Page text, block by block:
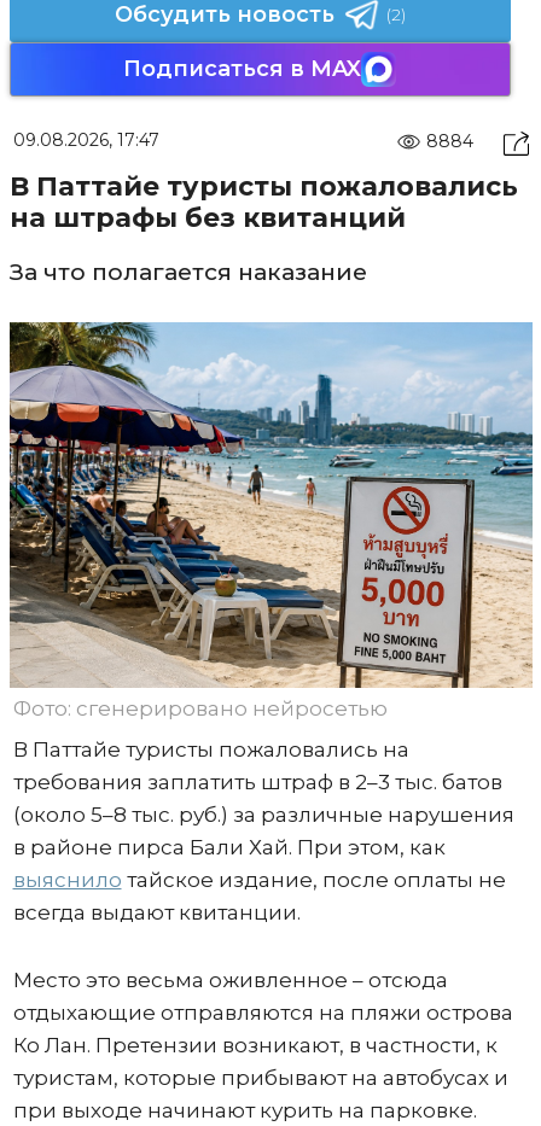
Обсудить новость (2)
Подписаться в MAX
09.08.2026, 17:47 8884
В Паттайе туристы пожаловались
на штрафы без квитанций
За что полагается наказание
Фото: сгенерировано нейросетью
В Паттайе туристы пожаловались на
требования заплатить штраф в 2–3 тыс. батов
(около 5–8 тыс. руб.) за различные нарушения
в районе пирса Бали Хай. При этом, как
выяснило тайское издание, после оплаты не
всегда выдают квитанции.
Место это весьма оживленное – отсюда
отдыхающие отправляются на пляжи острова
Ко Лан. Претензии возникают, в частности, к
туристам, которые прибывают на автобусах и
при выходе начинают курить на парковке.